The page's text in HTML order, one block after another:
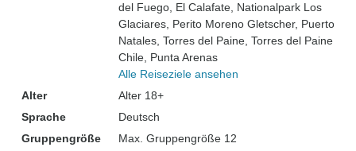
del Fuego , El Calafate , Nationalpark Los
Glaciares , Perito Moreno Gletscher, Puerto
Natales , Torres del Paine , Torres del Paine
Chile , Punta Arenas
Alle Reiseziele ansehen
Alter
Alter 18+
Sprache
Deutsch
Gruppengröße
Max. Gruppengröße 12